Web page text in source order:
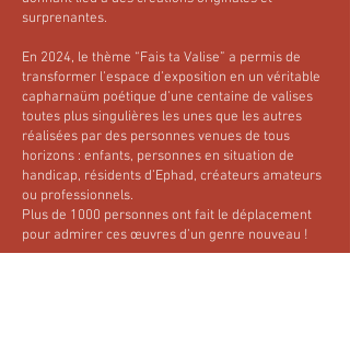
surprenantes.
En 2024, le thème “Fais ta Valise” a permis de
transformer l’espace d’exposition en un véritable
capharnaüm poétique d’une centaine de valises
toutes plus singulières les unes que les autres
réalisées par des personnes venues de tous
horizons : enfants, personnes en situation de
handicap, résidents d’Ephad, créateurs amateurs
ou professionnels.
Plus de 1000 personnes ont fait le déplacement
pour admirer ces œuvres d’un genre nouveau !